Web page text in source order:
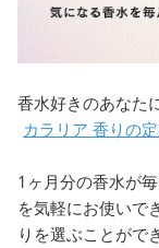
香水好きのあなた
カラリア 香りの
1ヶ月分の香水が
を気軽にお使いで
りを選ぶことがで